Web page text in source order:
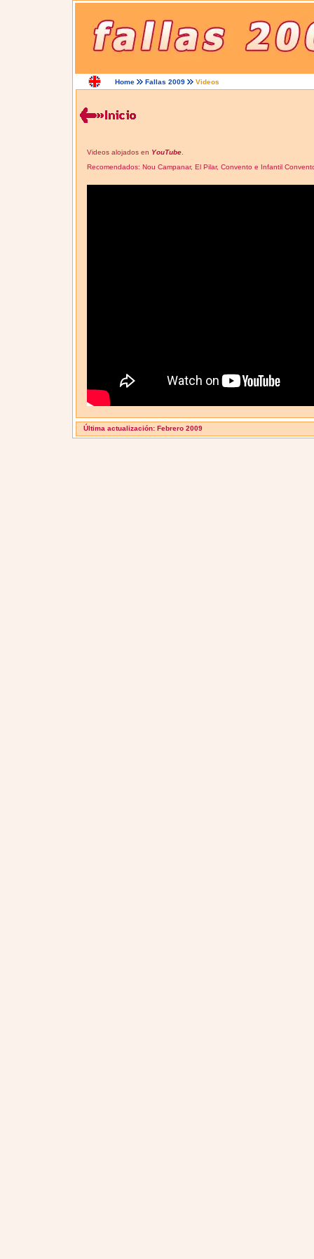
Home Fallas 2009 Videos
Videos alojados en YouTube.
Recomendados: Nou Campanar, El Pilar, Convento e Infantil
Última actualización: Febrero 2009